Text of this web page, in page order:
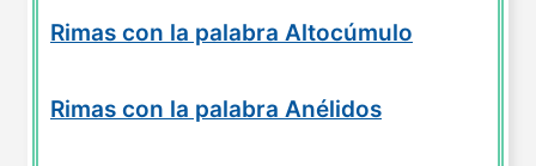
Rimas con la palabra Altocúmulo
Rimas con la palabra Anélidos